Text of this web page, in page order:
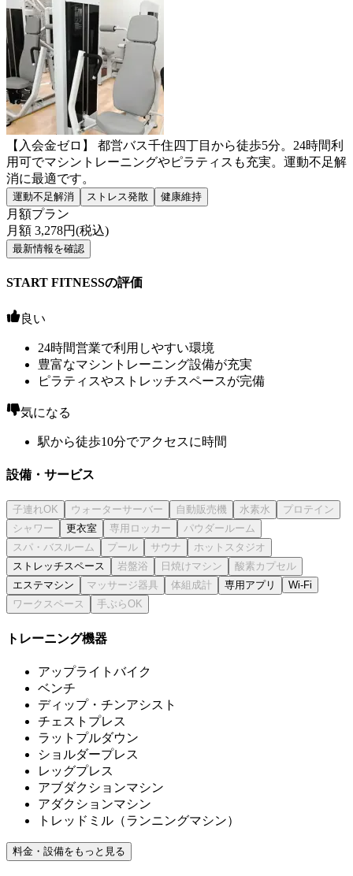
【入会金ゼロ】 都営バス千住四丁目から徒歩5分。24時間利
用可でマシントレーニングやピラティスも充実。運動不足解
消に最適です。
運動不足解消 ストレス発散 健康維持
月額プラン
月額 3,278円(税込)
最新情報を確認
START FITNESSの評価
良い
24時間営業で利用しやすい環境
豊富なマシントレーニング設備が充実
ピラティスやストレッチスペースが完備
気になる
駅から徒歩10分でアクセスに時間
設備・サービス
更衣室
ストレッチスペース
エステマシン
専用アプリ Wi-Fi
トレーニング機器
アップライトバイク
ベンチ
ディップ・チンアシスト
チェストプレス
ラットプルダウン
ショルダープレス
レッグプレス
アブダクションマシン
アダクションマシン
トレッドミル（ランニングマシン）
料金・設備をもっと見る